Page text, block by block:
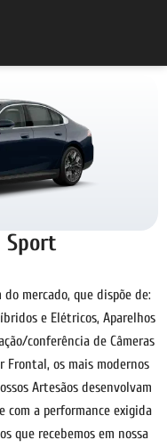
Sport
mercado, que dispõe de:
e Elétricos, Aparelhos
conferência de Câmeras
Frontal, os mais modernos
Artesãos desenvolvam
a performance exigida
que recebemos em nossa